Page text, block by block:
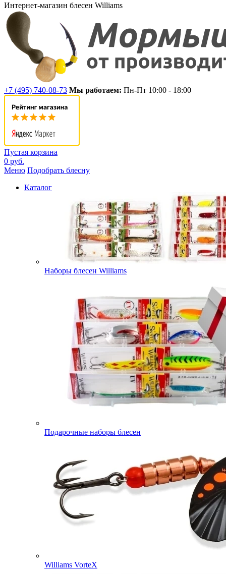
Интернет-магазин блесен Williams
+7 (495) 740-08-73 Мы работаем: Пн-Пт 10:00 - 18:00
Пустая корзина
0 руб.
Меню Подобрать блесну
Каталог
Наборы блесен Williams
Подарочные наборы блесен
Williams VorteX